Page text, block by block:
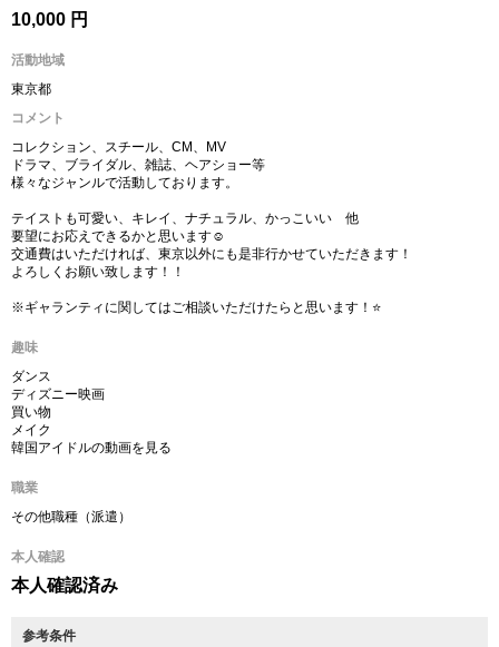
10,000 円
活動地域
東京都
コメント
コレクション、スチール、CM、MV
ドラマ、ブライダル、雑誌、ヘアショー等
様々なジャンルで活動しております。
テイストも可愛い、キレイ、ナチュラル、かっこいい 他
要望にお応えできるかと思います☺︎
交通費はいただければ、東京以外にも是非行かせていただきます！
よろしくお願い致します！！
※ギャランティに関してはご相談いただけたらと思います！⭐
趣味
ダンス
ディズニー映画
買い物
メイク
韓国アイドルの動画を見る
職業
その他職種（派遣）
本人確認
本人確認済み
参考条件